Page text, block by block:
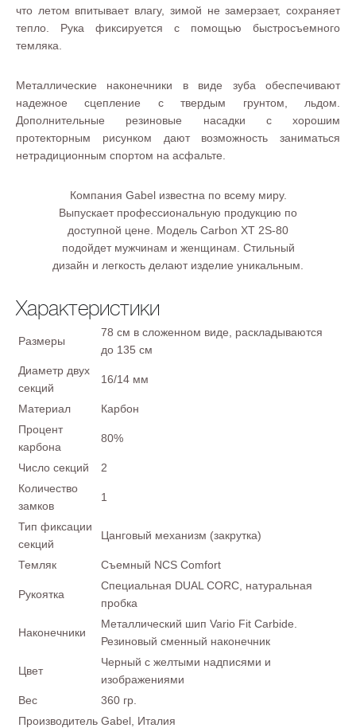
что летом впитывает влагу, зимой не замерзает, сохраняет
тепло. Рука фиксируется с помощью быстросъемного
темляка.
Металлические наконечники в виде зуба обеспечивают
надежное сцепление с твердым грунтом, льдом.
Дополнительные резиновые насадки с хорошим
протекторным рисунком дают возможность заниматься
нетрадиционным спортом на асфальте.
Компания Gabel известна по всему миру.
Выпускает профессиональную продукцию по
доступной цене. Модель Carbon XT 2S-80
подойдет мужчинам и женщинам. Стильный
дизайн и легкость делают изделие уникальным.
Характеристики
Размеры
78 см в сложенном виде, раскладываются
до 135 см
Диаметр двух
секций
16/14 мм
Материал
Карбон
Процент
карбона
80%
Число секций
2
Количество
замков
1
Тип фиксации
секций
Цанговый механизм (закрутка)
Темляк Съемный NCS Comfort
Рукоятка
Специальная DUAL CORC, натуральная
пробка
Наконечники
Металлический шип Vario Fit Carbide.
Резиновый сменный наконечник
Цвет
Черный с желтыми надписями и
изображениями
Вес
360 гр.
Производитель Gabel, Италия